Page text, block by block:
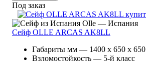
Под заказ
Olle — Испания
Сейф OLLE ARCAS AK8LL
Габариты мм — 1400 x 650 x 650
Взломостойкость — 5-й класс